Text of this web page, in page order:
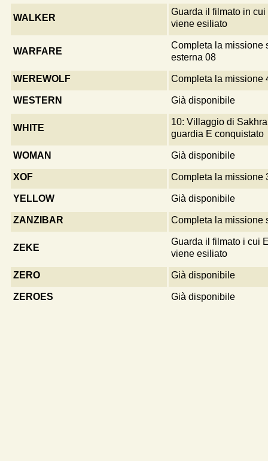
WALKER
Guarda il filmato in
viene esiliato
WARFARE
Completa la missione
esterna 08
WEREWOLF Completa la missione
WESTERN Già disponibile
WHITE
10: Villaggio di
guardia E conquistato
WOMAN Già disponibile
XOF Completa la missione
YELLOW Già disponibile
ZANZIBAR Completa la missione
ZEKE
Guarda il filmato i cui
viene esiliato
ZERO Già disponibile
ZEROES Già disponibile